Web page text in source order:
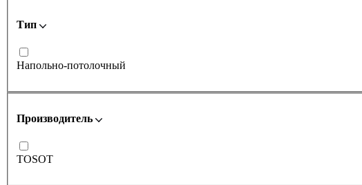
Тип
Напольно-потолочный
Производитель
TOSOT